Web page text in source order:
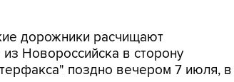
дорожники расчищают
Новороссийска в сторону
поздно вечером 7 июля, в